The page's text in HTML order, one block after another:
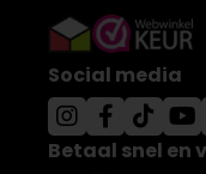
Social media
Betaal snel en